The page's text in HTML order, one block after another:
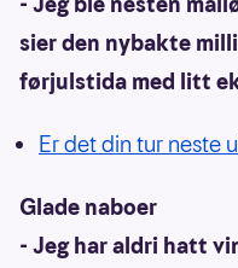
sier den nybakte
førjulstida med litt
Er det din tur neste
Glade naboer
- Jeg har aldri hatt